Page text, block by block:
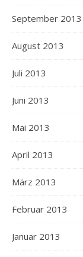
September 2013
August 2013
Juli 2013
Juni 2013
Mai 2013
April 2013
März 2013
Februar 2013
Januar 2013